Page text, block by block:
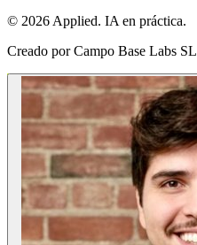
© 2026 Applied. IA en práctica.
Creado por Campo Base Labs SL